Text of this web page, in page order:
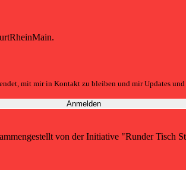
mit mir in Kontakt zu bleiben und mir Updates
von der Initiative "Runder Tisch